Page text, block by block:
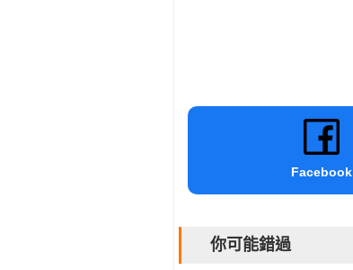
Facebook
你可能錯過